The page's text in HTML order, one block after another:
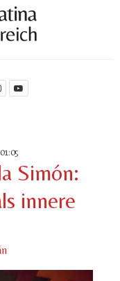
Simón:
innere